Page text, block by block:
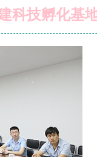
科技孵化基